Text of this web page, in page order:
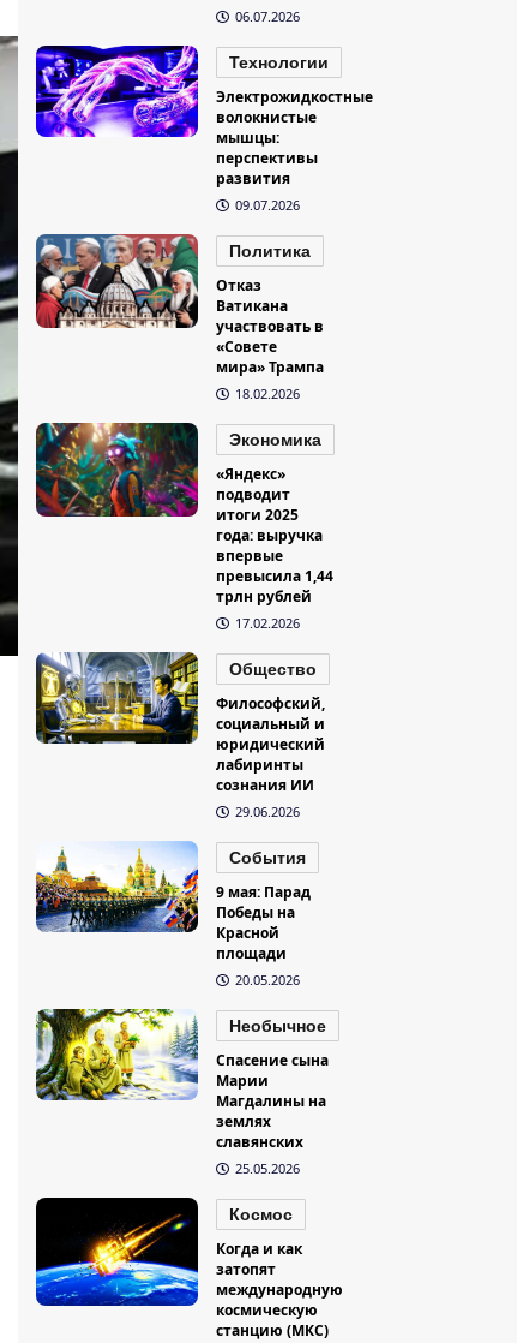
06.07.2026
Технологии
Электрожидкостные
волокнистые
мышцы:
перспективы
развития
09.07.2026
Политика
Отказ
Ватикана
участвовать в
«Совете
мира» Трампа
18.02.2026
Экономика
«Яндекс»
подводит
итоги 2025
года: выручка
впервые
превысила 1,44
трлн рублей
17.02.2026
Общество
Философский,
социальный и
юридический
лабиринты
сознания ИИ
29.06.2026
События
9 мая: Парад
Победы на
Красной
площади
20.05.2026
Необычное
Спасение сына
Марии
Магдалины на
землях
славянских
25.05.2026
Космос
Когда и как
затопят
международную
космическую
станцию (МКС)